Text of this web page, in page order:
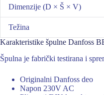
Dimenzije (D × Š × V)
Težina
Karakteristike špulne Danfoss
Špulna je fabrički testirana i
Originalni Danfoss deo
Napon 230V AC